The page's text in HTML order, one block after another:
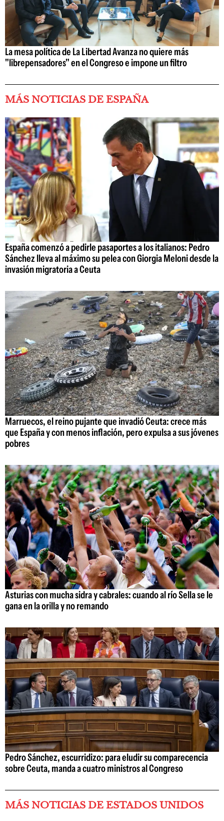
La mesa política de La Libertad Avanza no quiere más
"librepensadores" en el Congreso e impone un filtro
MÁS NOTICIAS DE ESPAÑA
España comenzó a pedirle pasaportes a los italianos: Pedro
Sánchez lleva al máximo su pelea con Giorgia Meloni desde la
invasión migratoria a Ceuta
Marruecos, el reino pujante que invadió Ceuta: crece más
que España y con menos inflación, pero expulsa a sus jóvenes
pobres
Asturias con mucha sidra y cabrales: cuando al río Sella se le
gana en la orilla y no remando
Pedro Sánchez, escurridizo: para eludir su comparecencia
sobre Ceuta, manda a cuatro ministros al Congreso
MÁS NOTICIAS DE ESTADOS UNIDOS